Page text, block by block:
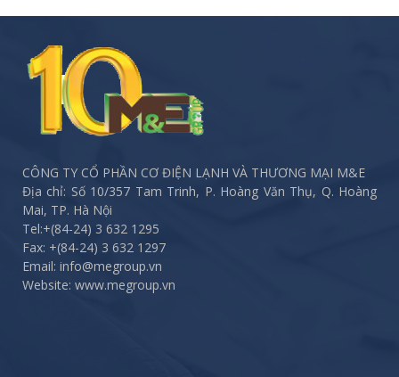
CÔNG TY CỔ PHẦN CƠ ĐIỆN LẠNH VÀ THƯƠNG MẠI M&E
Địa chỉ: Số 10/357 Tam Trinh, P. Hoàng Văn Thụ, Q. Hoàng
Mai, TP. Hà Nội
Tel:+(84-24) 3 632 1295
Fax: +(84-24) 3 632 1297
Email: info@megroup.vn
Website: www.megroup.vn